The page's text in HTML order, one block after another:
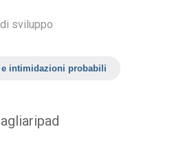
di sviluppo
e intimidazioni probabili